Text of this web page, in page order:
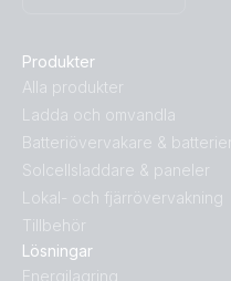
Produkter
Alla produkter
Ladda och omvandla
Batteriövervakare & batterier
Solcellsladdare & paneler
Lokal- och fjärrövervakning
Tillbehör
Lösningar
Energilagring